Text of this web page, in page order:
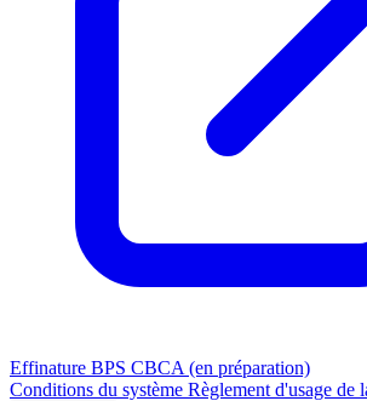
Effinature BPS CBCA (en préparation)
Conditions du système Règlement d'usage de